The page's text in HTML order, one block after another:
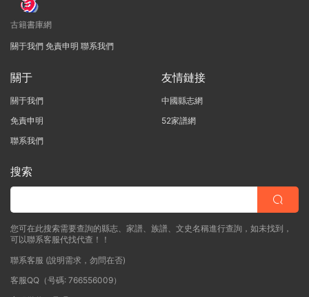
古籍書庫網
關于我們 免責申明 聯系我們
關于
關于我們
免責申明
聯系我們
友情鏈接
中國縣志網
52家譜網
搜索
您可在此搜索需要查詢的縣志、家譜、族譜、文史名稱進行查詢，如未找到，
可以聯系客服代找代查！！
聯系客服 (說明需求，勿問在否)
客服QQ（号碼: 766556009）